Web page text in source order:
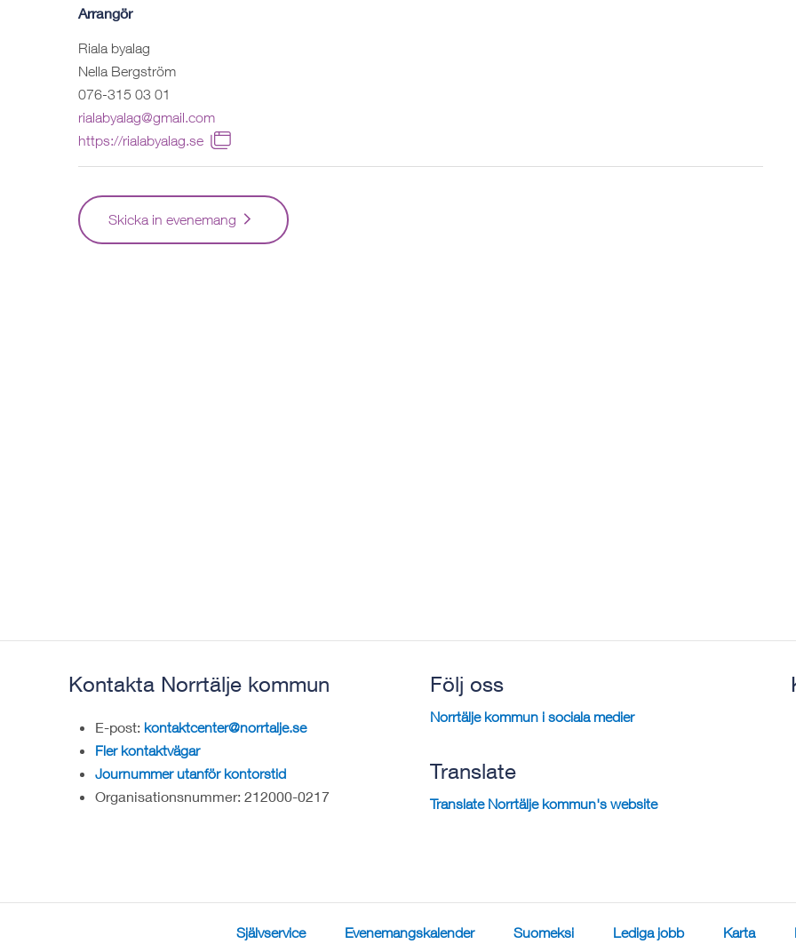
Arrangör
Riala byalag
Nella Bergström
076-315 03 01
rialabyalag@gmail.com
https://rialabyalag.se
Skicka in evenemang
Kontakta Norrtälje kommun
E-post: kontaktcenter@norrtalje.se
Fler kontaktvägar
Journummer utanför kontorstid
Organisationsnummer: 212000-0217
Följ oss
Norrtälje kommun i sociala medier
Translate
Translate Norrtälje kommun's website
Självservice Evenemangskalender Suomeksi Lediga jobb Karta